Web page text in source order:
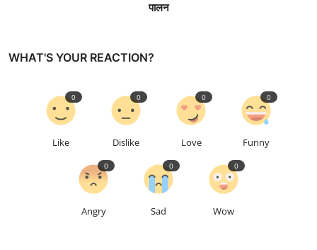
पालन
WHAT'S YOUR REACTION?
Like
0
Dislike
0
Love
0
Funny
0
Angry
0
Sad
0
Wow
0